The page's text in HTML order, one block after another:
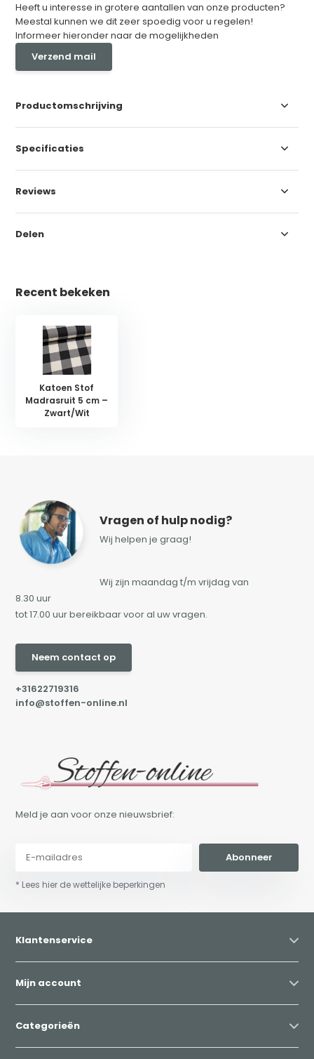
Heeft u interesse in grotere aantallen van onze producten?
Meestal kunnen we dit zeer spoedig voor u regelen!
Informeer hieronder naar de mogelijkheden
Verzend mail
Productomschrijving
Specificaties
Reviews
Delen
Recent bekeken
Katoen Stof
Madrasruit 5 cm –
Zwart/Wit
Vragen of hulp nodig?
Wij helpen je graag!
Wij zijn maandag t/m vrijdag van
8.30 uur
tot 17.00 uur bereikbaar voor al uw vragen.
Neem contact op
+31622719316
info@stoffen-online.nl
Meld je aan voor onze nieuwsbrief:
Abonneer
* Lees hier de wettelijke beperkingen
Klantenservice
Mijn account
Categorieën